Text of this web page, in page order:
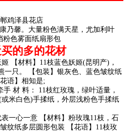
乃馨。大量粉色满天星，尤加利叶
粉色雾面纸扇形包
的多的花材
【材料】11枝蓝色妖姬(昆明产)，
一只。 【包装】银灰色、蓝色皱纹纸
语】相知是;
材 料： 11枝红玫瑰，绿叶适量，
米白色)手揉纸，外层浅粉色手揉纸
一心一意 【材料】粉玫瑰11枝，石
纹纸多层圆形包装 【花语】11枝玫